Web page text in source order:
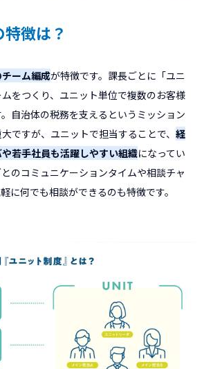
徴は？
チーム編成が特徴です。課長ごとに「ユニ
をつくり、ユニット単位で複数のお客様
自治体の税務を支えるというミッション
ですが、ユニットで担当することで、経
若手社員も活躍しやすい組織になってい
のコミュニケーションタイムや相談チャ
に何でも相談ができるのも特徴です。